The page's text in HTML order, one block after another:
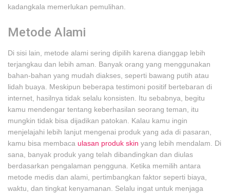
kadangkala memerlukan pemulihan.
Metode Alami
Di sisi lain, metode alami sering dipilih karena dianggap lebih
terjangkau dan lebih aman. Banyak orang yang menggunakan
bahan-bahan yang mudah diakses, seperti bawang putih atau
lidah buaya. Meskipun beberapa testimoni positif bertebaran di
internet, hasilnya tidak selalu konsisten. Itu sebabnya, begitu
kamu mendengar tentang keberhasilan seorang teman, itu
mungkin tidak bisa dijadikan patokan. Kalau kamu ingin
menjelajahi lebih lanjut mengenai produk yang ada di pasaran,
kamu bisa membaca ulasan produk skin yang lebih mendalam. Di
sana, banyak produk yang telah dibandingkan dan diulas
berdasarkan pengalaman pengguna. Ketika memilih antara
metode medis dan alami, pertimbangkan faktor seperti biaya,
waktu, dan tingkat kenyamanan. Selalu ingat untuk menjaga